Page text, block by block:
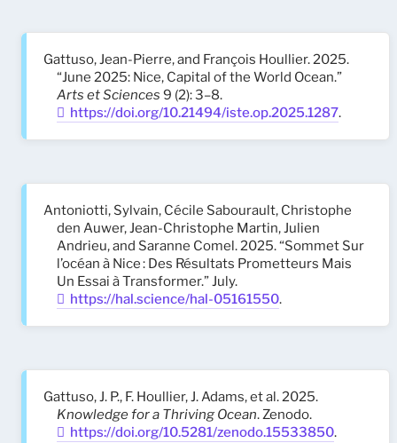
Gattuso, Jean-Pierre, and François Houllier. 2025.
“June 2025: Nice, Capital of the World Ocean.”
Arts et Sciences 9 (2): 3–8.
https://doi.org/10.21494/iste.op.2025.1287.
Antoniotti, Sylvain, Cécile Sabourault, Christophe
den Auwer, Jean-Christophe Martin, Julien
Andrieu, and Saranne Comel. 2025. “Sommet Sur
l’océan à Nice : Des Résultats Prometteurs Mais
Un Essai à Transformer.” July.
https://hal.science/hal-05161550.
Gattuso, J. P., F. Houllier, J. Adams, et al. 2025.
Knowledge for a Thriving Ocean. Zenodo.
https://doi.org/10.5281/zenodo.15533850.